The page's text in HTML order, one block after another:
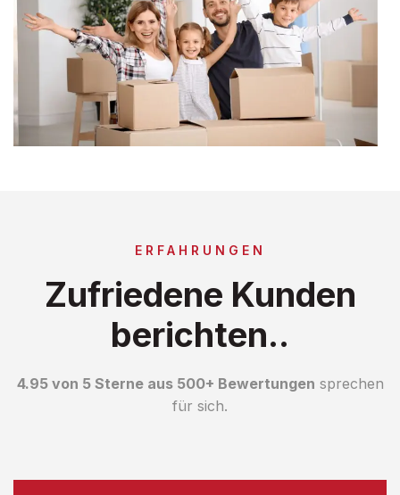
ERFAHRUNGEN
Zufriedene Kunden
berichten..
4.95 von 5 Sterne aus 500+ Bewertungen sprechen
für sich.